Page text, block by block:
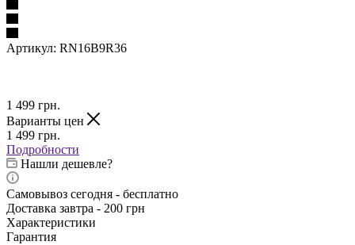
Артикул: RN16B9R36
1 499 грн.
Варианты цен
1 499 грн.
Подробности
Нашли дешевле?
Самовывоз сегодня - бесплатно
Доставка завтра - 200 грн
Характеристики
Гарантия